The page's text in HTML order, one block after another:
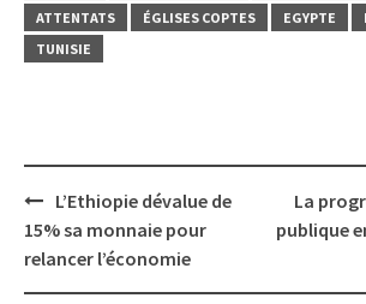
ATTENTATS
ÉGLISES COPTES EGYPTE
TUNISIE
Post
navigation
L’Ethiopie dévalue de
15% sa monnaie pour
relancer l’économie
La
publique